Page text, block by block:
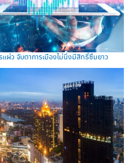
แผ่ว จับตาการเมืองไม่นิ่งมีสิทธิ์ซึมยาว